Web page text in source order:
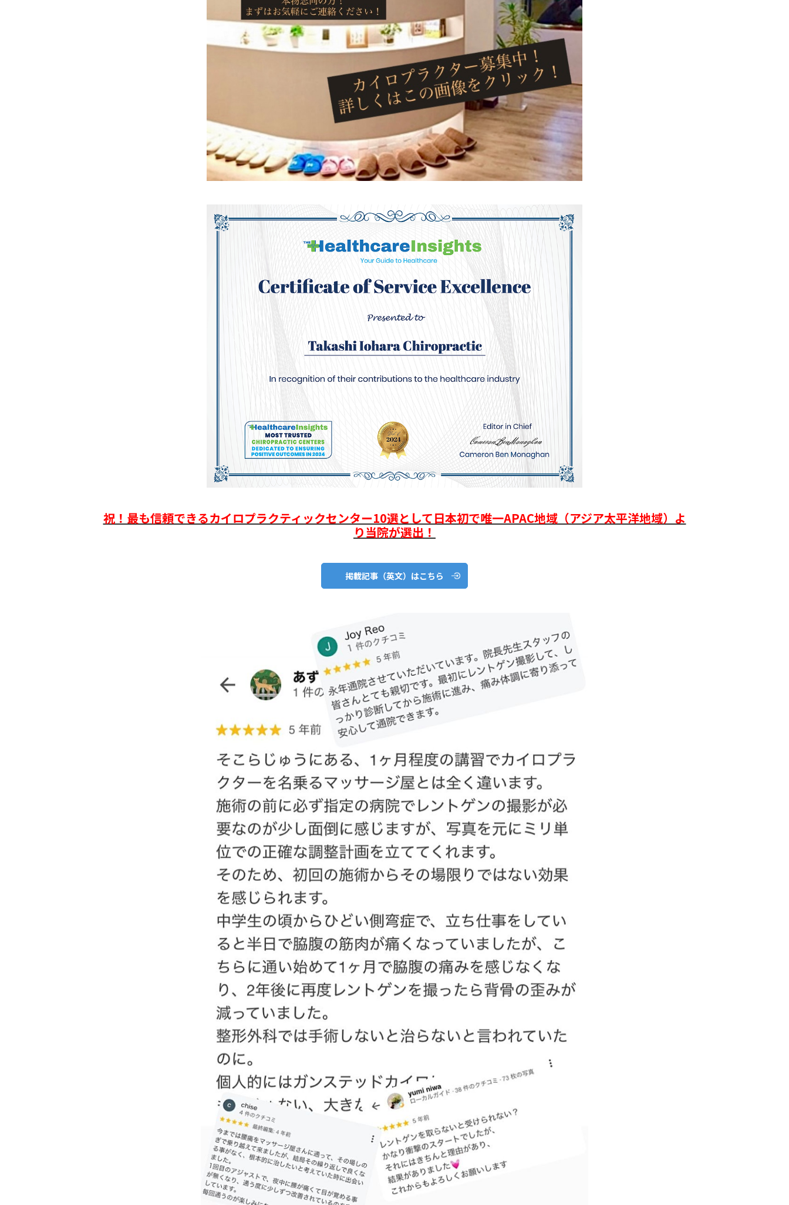
祝！最も信頼できるカイロプラクティックセンター10選として日本初で唯一APAC地域（アジア太平洋地域）よ
り当院が選出！
掲載記事（英文）はこちら